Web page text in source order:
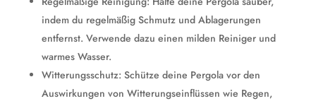
indem du regelmäßig Schmutz und Ablagerungen
entfernst. Verwende dazu einen milden Reiniger und
warmes Wasser.
Witterungsschutz: Schütze deine Pergola vor den
Auswirkungen von Witterungseinflüssen wie Regen,